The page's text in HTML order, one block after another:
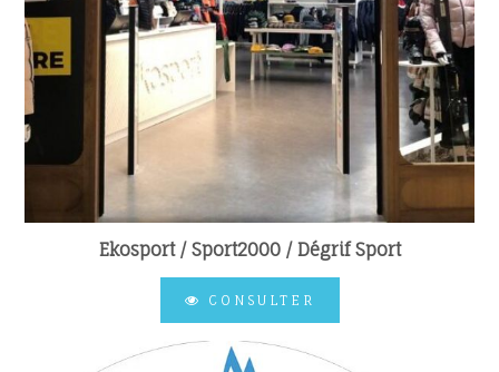
Ekosport / Sport2000 / Dégrif Sport
CONSULTER